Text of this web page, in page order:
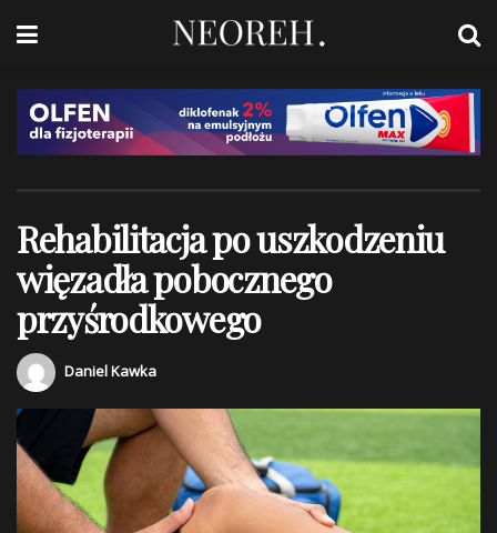
Rehabilitacja po uszkodzeniu
więzadła pobocznego
przyśrodkowego
Daniel Kawka